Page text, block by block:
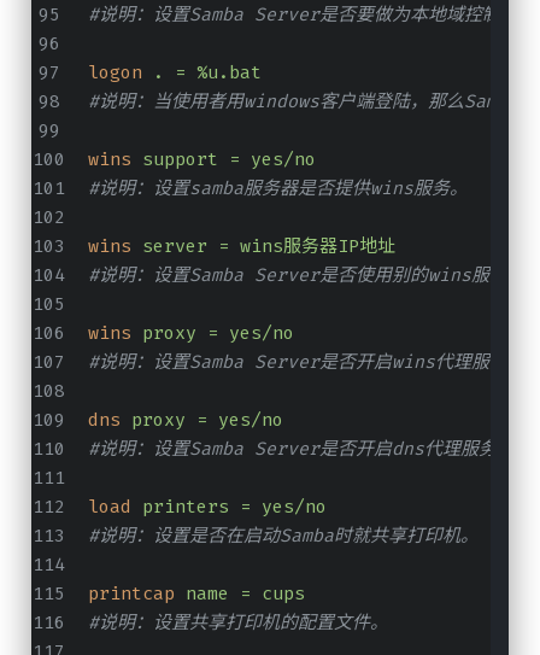
#说明：设置Samba Server是否要做为本地域控制器
logon
. = %u.bat
#说明：当使用者用windows客户端登陆，那么
wins support = yes/no
#说明：设置samba服务器是否提供wins服务。
wins server = wins服务器IP地址
#说明：设置Samba Server是否使用别的wins服务器
wins proxy = yes/no
#说明：设置Samba Server是否开启wins代理服务。
dns proxy = yes/no
#说明：设置Samba Server是否开启dns代理服务。
load printers = yes/no
#说明：设置是否在启动Samba时就共享打印机。
printcap name = cups
#说明：设置共享打印机的配置文件。